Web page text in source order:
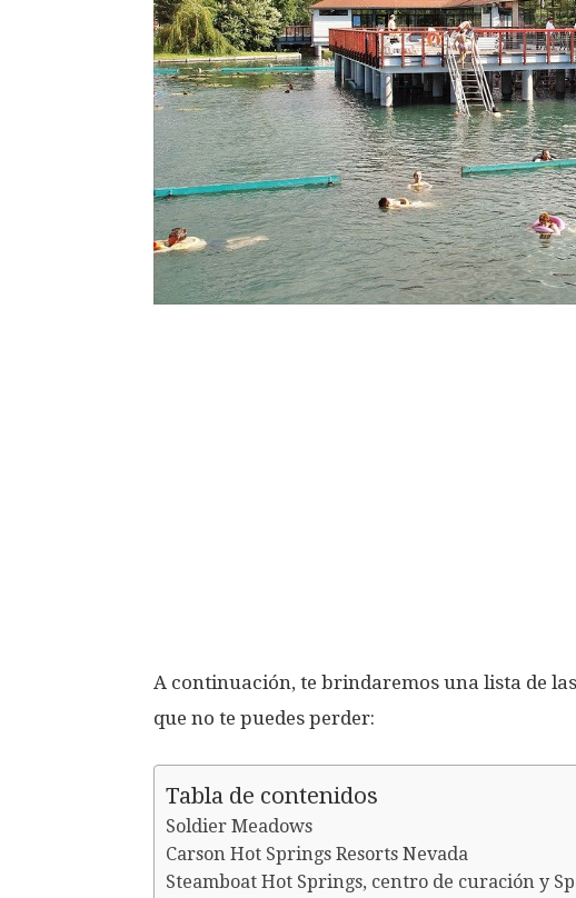
A continuación, te brindaremos una lista de las
que no te puedes perder:
Tabla de contenidos
Soldier Meadows
Carson Hot Springs Resorts Nevada
Steamboat Hot Springs, centro de curación y